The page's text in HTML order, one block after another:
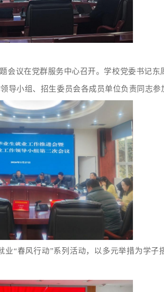
会议在党群服务中心召开。学校党委书记东
导小组、招生委员会各成员单位负责同志参
“春风行动”系列活动，以多元举措为学子